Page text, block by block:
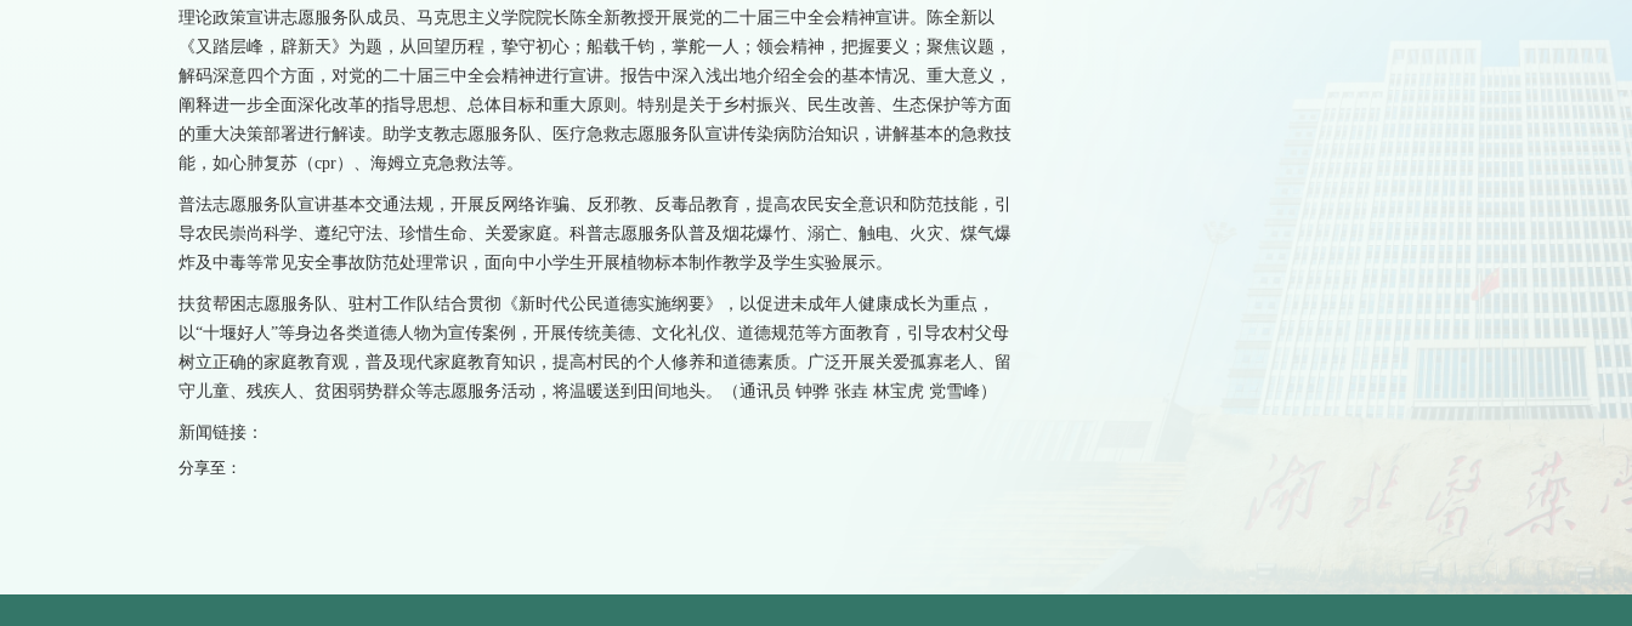
理论政策宣讲志愿服务队成员、马克思主义学院院长陈全新教授开展党的二十届三中全会精神宣讲。陈全新以
《又踏层峰，辟新天》为题，从回望历程，挚守初心；船载千钧，掌舵一人；领会精神，把握要义；聚焦议题，
解码深意四个方面，对党的二十届三中全会精神进行宣讲。报告中深入浅出地介绍全会的基本情况、重大意义，
阐释进一步全面深化改革的指导思想、总体目标和重大原则。特别是关于乡村振兴、民生改善、生态保护等方面
的重大决策部署进行解读。助学支教志愿服务队、医疗急救志愿服务队宣讲传染病防治知识，讲解基本的急救技
能，如心肺复苏（cpr）、海姆立克急救法等。
普法志愿服务队宣讲基本交通法规，开展反网络诈骗、反邪教、反毒品教育，提高农民安全意识和防范技能，引
导农民崇尚科学、遵纪守法、珍惜生命、关爱家庭。科普志愿服务队普及烟花爆竹、溺亡、触电、火灾、煤气爆
炸及中毒等常见安全事故防范处理常识，面向中小学生开展植物标本制作教学及学生实验展示。
扶贫帮困志愿服务队、驻村工作队结合贯彻《新时代公民道德实施纲要》，以促进未成年人健康成长为重点，
以“十堰好人”等身边各类道德人物为宣传案例，开展传统美德、文化礼仪、道德规范等方面教育，引导农村父母
树立正确的家庭教育观，普及现代家庭教育知识，提高村民的个人修养和道德素质。广泛开展关爱孤寡老人、留
守儿童、残疾人、贫困弱势群众等志愿服务活动，将温暖送到田间地头。（通讯员 钟骅 张垚 林宝虎 党雪峰）
新闻链接：
分享至：